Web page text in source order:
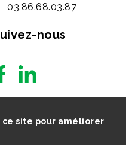
03.86.68.03.87
nous
ce site pour améliorer